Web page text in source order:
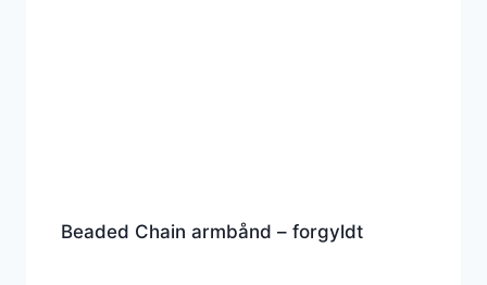
Beaded Chain armbånd – forgyldt